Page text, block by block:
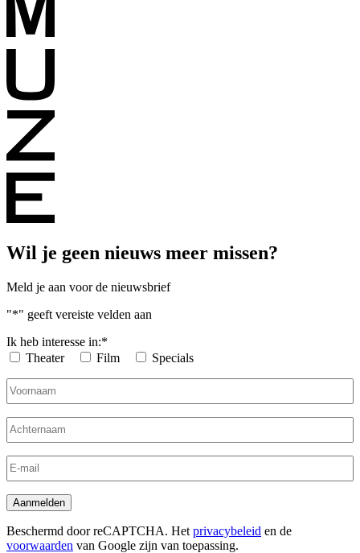
Wil je geen nieuws meer missen?
Meld je aan voor de nieuwsbrief
"*" geeft vereiste velden aan
Ik heb interesse in:*
Theater
Film
Specials
Voornaam
Achternaam
E-
mail
Aanmelden
Beschermd door reCAPTCHA. Het privacybeleid en de
voorwaarden van Google zijn van toepassing.